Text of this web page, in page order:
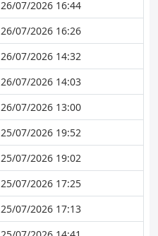
26/07/2026 16:44
26/07/2026 16:26
26/07/2026 14:32
26/07/2026 14:03
26/07/2026 13:00
25/07/2026 19:52
25/07/2026 19:02
25/07/2026 17:25
25/07/2026 17:13